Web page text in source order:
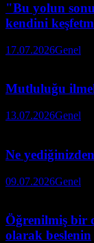
"Bu yolun
kendini
17.07.2026Genel
Mutluluğu
13.07.2026Genel
Ne
09.07.2026Genel
Öğrenilmiş bir
olarak beslenin